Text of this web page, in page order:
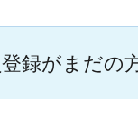
録がまだの